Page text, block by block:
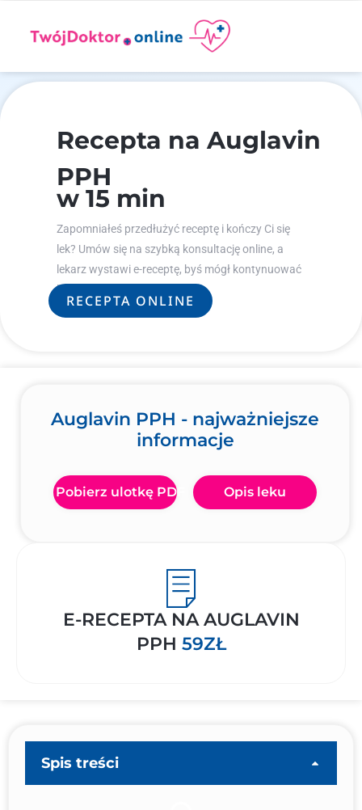
Recepta na Auglavin
PPH
w 15 min
Zapomniałeś przedłużyć receptę i kończy Ci się
lek? Umów się na szybką konsultację online, a
lekarz wystawi e-receptę, byś mógł kontynuować
leczenie.
RECEPTA ONLINE
Auglavin PPH - najważniejsze
informacje
Pobierz ulotkę PDF Opis leku
E-RECEPTA NA AUGLAVIN
PPH 59ZŁ
Spis treści